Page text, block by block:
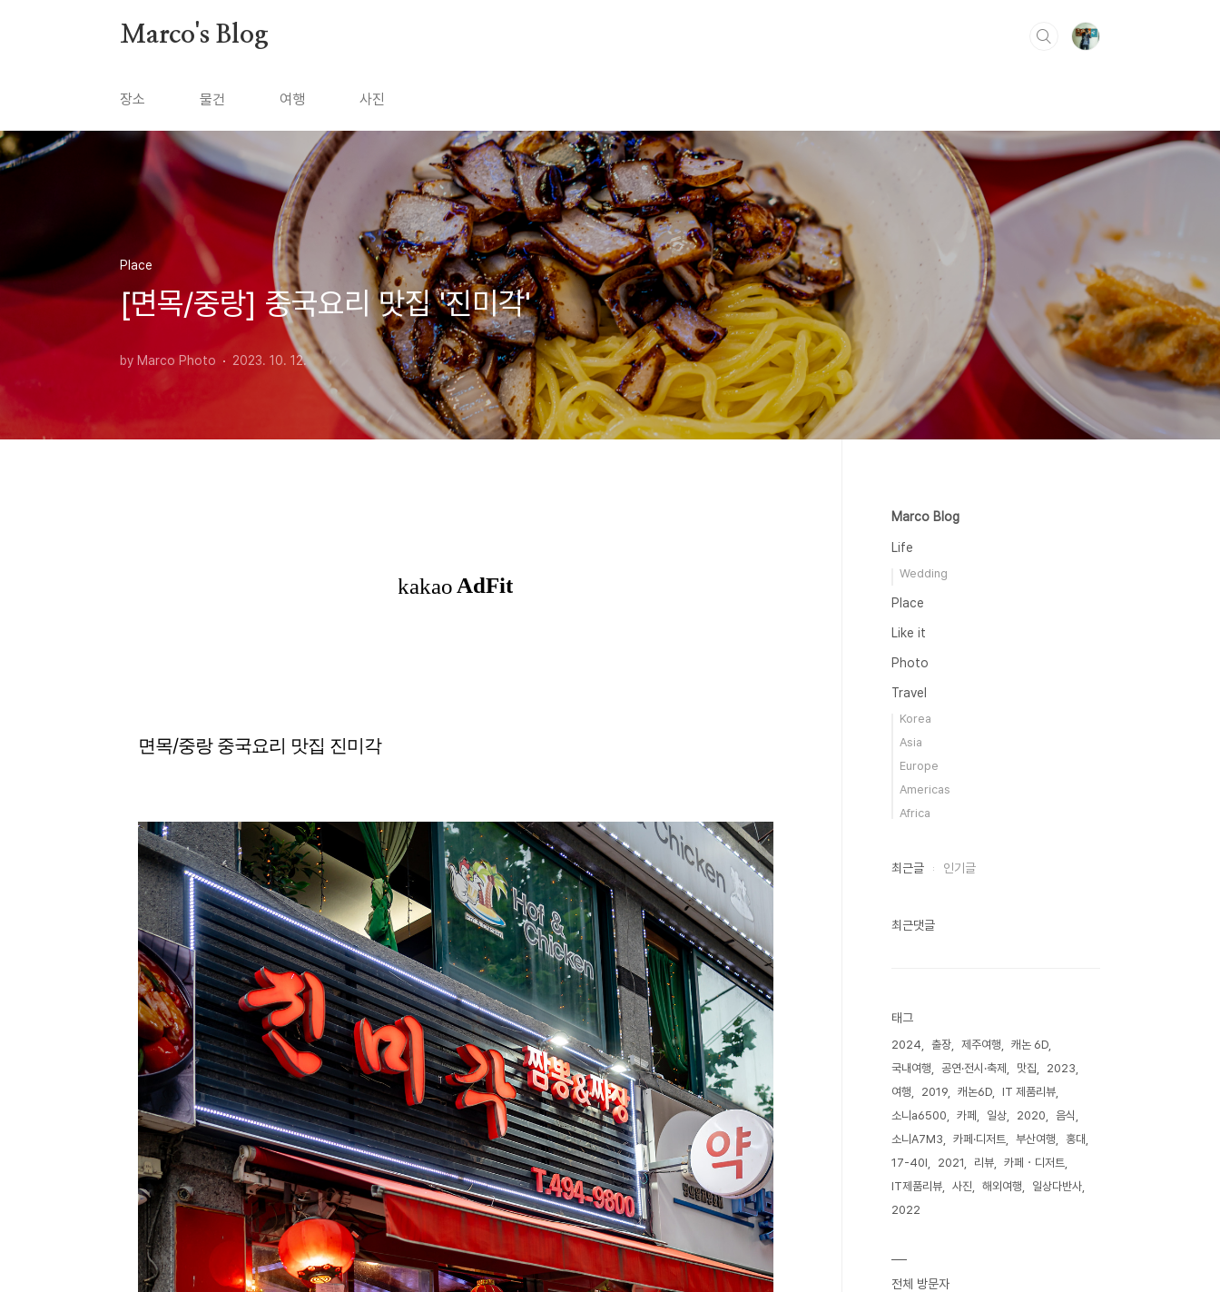
Marco's Blog
장소 물건 여행 사진
Place
[면목/중랑] 중국요리 맛집 '진미각'
by Marco Photo 2023. 10. 12.
면목/중랑 중국요리 맛집 진미각
Marco Blog
Life
Wedding
Place
Like it
Photo
Travel
Korea
Asia
Europe
Americas
Africa
최근글 인기글
최근댓글
태그
2024 출장 제주여행
캐논 6D
국내여행
공연·전시·축제 맛집
2023
여행
2019 캐논6D
IT 제품리뷰
소니a6500
카페 일상 2020
음식
소니A7M3
카페·디저트 부산여행
홍대
17-40l
2021 리뷰
카페・디저트
IT제품리뷰
사진 해외여행
일상다반사
2022
전체 방문자